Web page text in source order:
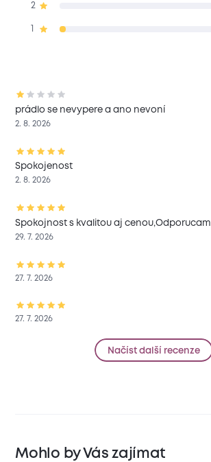
2
prádlo se nevypere a ano nevoní
2. 8. 2026
Spokojenost
2. 8. 2026
Spokojnost s kvalitou aj cenou,Odporucam
29. 7. 2026
27. 7. 2026
27. 7. 2026
Načíst další recenze
Mohlo by Vás zajímat